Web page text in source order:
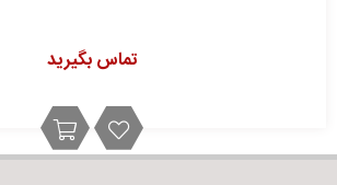
تماس بگیرید